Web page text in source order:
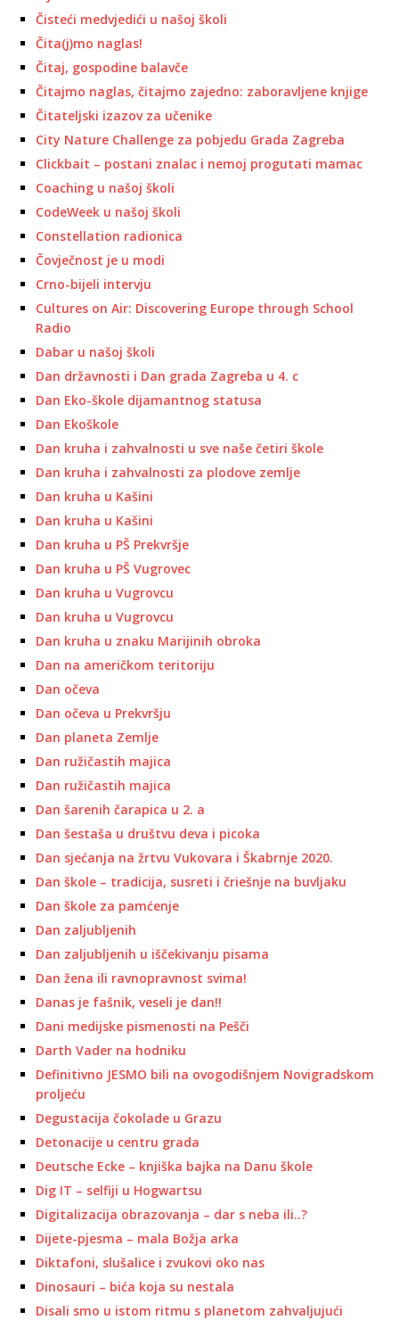
Čisteći medvjedići u našoj školi
Čita(j)mo naglas!
Čitaj, gospodine balavče
Čitajmo naglas, čitajmo zajedno: zaboravljene knjige
Čitateljski izazov za učenike
City Nature Challenge za pobjedu Grada Zagreba
Clickbait – postani znalac i nemoj progutati mamac
Coaching u našoj školi
CodeWeek u našoj školi
Constellation radionica
Čovječnost je u modi
Crno-bijeli intervju
Cultures on Air: Discovering Europe through School
Radio
Dabar u našoj školi
Dan državnosti i Dan grada Zagreba u 4. c
Dan Eko-škole dijamantnog statusa
Dan Ekoškole
Dan kruha i zahvalnosti u sve naše četiri škole
Dan kruha i zahvalnosti za plodove zemlje
Dan kruha u Kašini
Dan kruha u Kašini
Dan kruha u PŠ Prekvršje
Dan kruha u PŠ Vugrovec
Dan kruha u Vugrovcu
Dan kruha u Vugrovcu
Dan kruha u znaku Marijinih obroka
Dan na američkom teritoriju
Dan očeva
Dan očeva u Prekvršju
Dan planeta Zemlje
Dan ružičastih majica
Dan ružičastih majica
Dan šarenih čarapica u 2. a
Dan šestaša u društvu deva i picoka
Dan sjećanja na žrtvu Vukovara i Škabrnje 2020.
Dan škole – tradicija, susreti i čriešnje na buvljaku
Dan škole za pamćenje
Dan zaljubljenih
Dan zaljubljenih u iščekivanju pisama
Dan žena ili ravnopravnost svima!
Danas je fašnik, veseli je dan!!
Dani medijske pismenosti na Pešči
Darth Vader na hodniku
Definitivno JESMO bili na ovogodišnjem Novigradskom
proljeću
Degustacija čokolade u Grazu
Detonacije u centru grada
Deutsche Ecke – knjiška bajka na Danu škole
Dig IT – selfiji u Hogwartsu
Digitalizacija obrazovanja – dar s neba ili..?
Dijete-pjesma – mala Božja arka
Diktafoni, slušalice i zvukovi oko nas
Dinosauri – bića koja su nestala
Disali smo u istom ritmu s planetom zahvaljujući